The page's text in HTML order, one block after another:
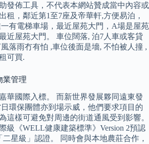
發佈工具，不代表本網站贊成當中內容或
租，鄰近第1至7座及帝華軒,方便易泊，
有電梯車場，最近屋苑大門，A場是屋苑
近屋苑大門。 車位闊落, 泊7人車或客貸
落雨冇有怕 ,車位後面是墻, 不怕被人撞 ,
可買.
業管理
華國際入標。 而新世界發展夥同遠東發
環保團體亦到場示威，他們要求項目的
這樣可避免對周邊的街道通風受到影響。
級《WELL健康建築標準》Version 2預認
星級」認證。 同時會與本地農莊合作，